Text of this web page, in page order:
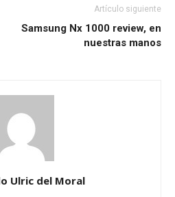
Artículo siguiente
Samsung Nx 1000 review, en
nuestras manos
Ulric del Moral